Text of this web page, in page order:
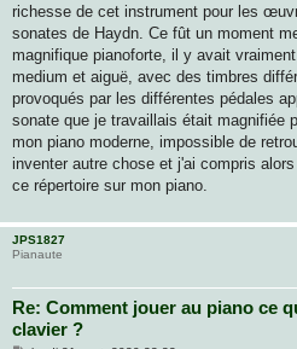
a
g
richesse de cet instrument pour les
sonates de Haydn. Ce fût un moment
magnifique pianoforte, il y avait
medium et aiguë, avec des timbres
provoqués par les différentes pédales
sonate que je travaillais était magnifiée
mon piano moderne, impossible de
inventer autre chose et j'ai compris
ce répertoire sur mon piano.
JPS1827
Pianaute
Re: Comment jouer au piano ce
clavier ?